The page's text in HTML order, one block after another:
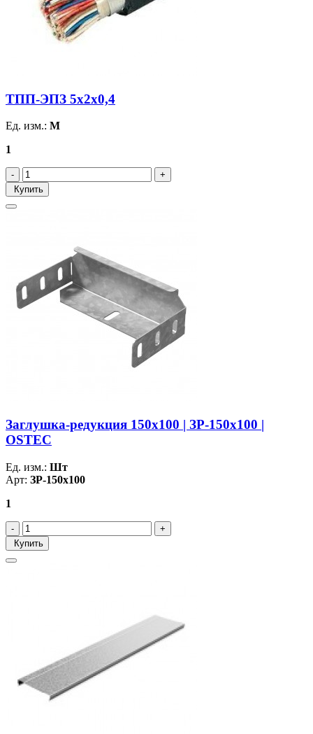
ТПП-ЭПЗ 5х2х0,4
Ед. изм.: М
1
Купить
Заглушка-редукция 150х100 | ЗР-150х100 |
OSTEC
Ед. изм.: Шт
Арт: ЗР-150х100
1
Купить